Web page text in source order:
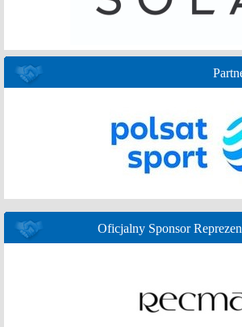
Oficjalny Sponsor